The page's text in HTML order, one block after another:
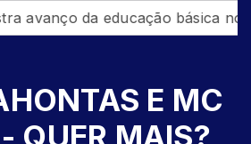
da educação básica no país
E MC
QUER MAIS?